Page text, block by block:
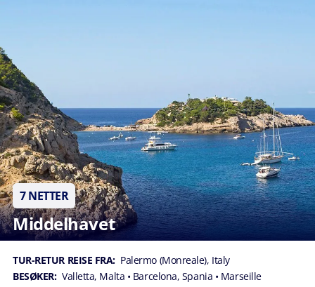
7 NETTER
Middelhavet
TUR-RETUR REISE FRA: Palermo (Monreale), Italy
BESØKER: Valletta, Malta • Barcelona, Spania • Marseille